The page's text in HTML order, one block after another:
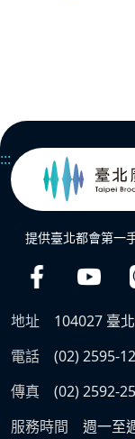
:::
提供臺北都會第一
地址
104027 臺
電話
(02) 2595-
傳真
(02) 2592-
服務時間
週一至